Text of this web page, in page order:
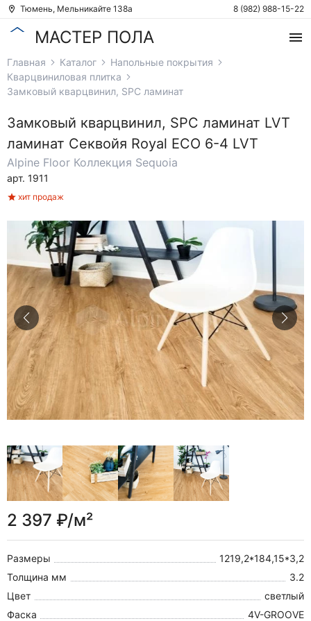
Тюмень, Мельникайте 138а 8 (982) 988-15-22
МАСТЕР ПОЛА
Главная Каталог
Напольные покрытия
Кварцвиниловая плитка
Замковый кварцвинил, SPC ламинат
Замковый кварцвинил, SPC ламинат LVT
ламинат Секвойя Royal ЕСО 6-4 LVT
Alpine Floor Коллекция Sequoia
арт. 1911
хит продаж
2 397 ₽/м²
Размеры
1219,2*184,15*3,2
Толщина мм
3.2
Цвет
светлый
Фаска
4V-GROOVE